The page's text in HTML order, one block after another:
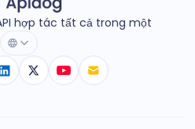
hợp tác tất cả trong một